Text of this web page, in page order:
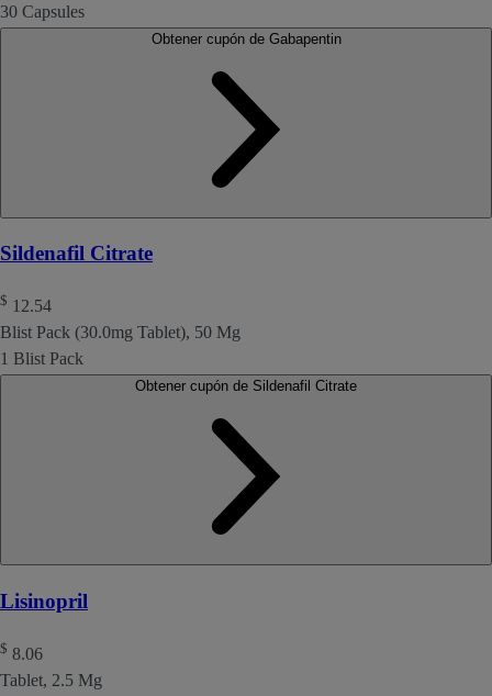
30 Capsules
Obtener cupón de Gabapentin
Sildenafil Citrate
$ 12.54
Blist Pack (30.0mg Tablet), 50 Mg
1 Blist Pack
Lisinopril
$ 8.06
Tablet, 2.5 Mg